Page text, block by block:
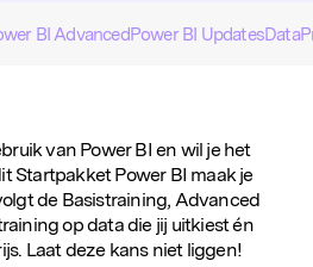
BI AdvancedPower BI UpdatesData
van Power BI en wil je het
Startpakket Power BI maak je
de Basistraining, Advanced
op data die jij uitkiest én
Laat deze kans niet liggen!